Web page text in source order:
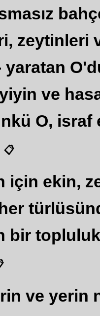
zeytinleri
yaratan
ve
O, israf
📋
için ekin,
bir
ve yerin